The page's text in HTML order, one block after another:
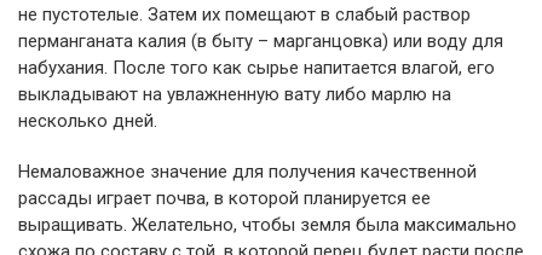
не пустотелые. Затем их помещают в слабый раствор
перманганата калия (в быту – марганцовка) или воду для
набухания. После того как сырье напитается влагой, его
выкладывают на увлажненную вату либо марлю на
несколько дней.
Немаловажное значение для получения качественной
рассады играет почва, в которой планируется ее
выращивать. Желательно, чтобы земля была максимально